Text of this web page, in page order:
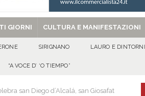
GIORNI CULTURA E MANIFESTAZIONI
SIRIGNANO LAURO E DINTORNI
“A VOCE D’ ‘O TIEMPO”
san Diego d’Alcalá, san Giosafat